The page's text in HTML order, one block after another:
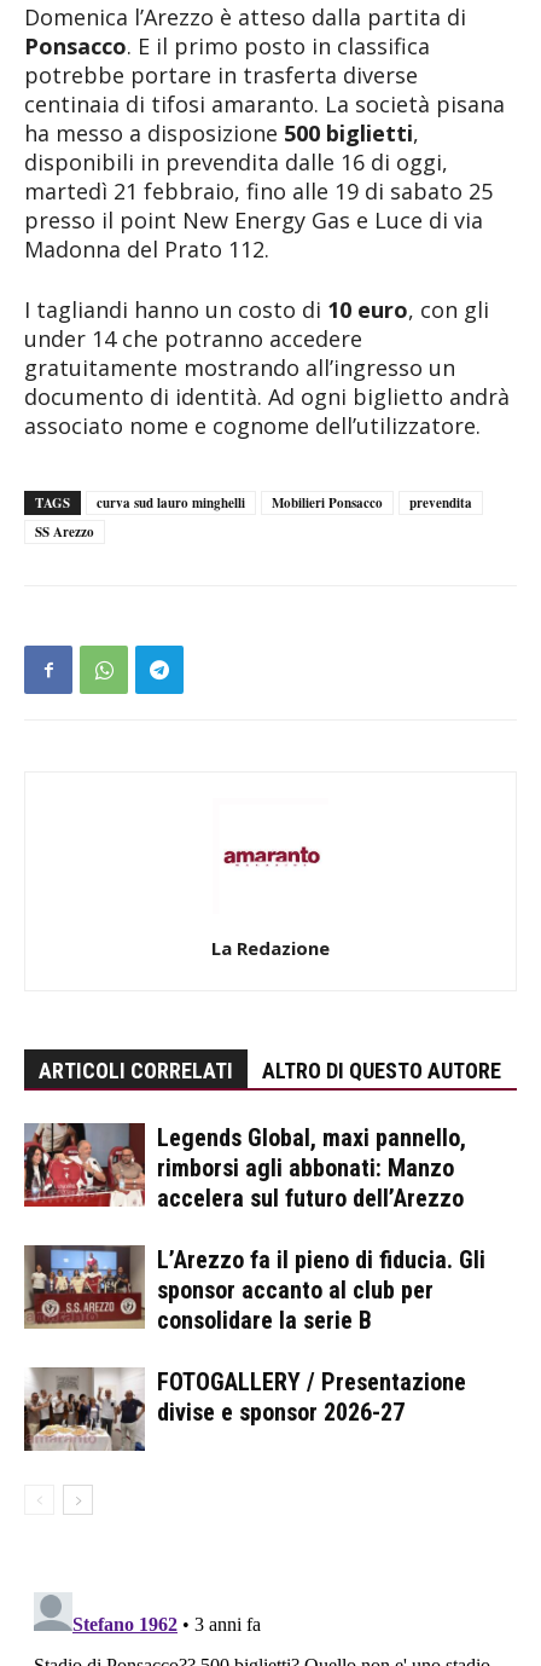
Domenica l’Arezzo è atteso dalla partita di
Ponsacco. E il primo posto in classifica
potrebbe portare in trasferta diverse
centinaia di tifosi amaranto. La società pisana
ha messo a disposizione 500 biglietti,
disponibili in prevendita dalle 16 di oggi,
martedì 21 febbraio, fino alle 19 di sabato 25
presso il point New Energy Gas e Luce di via
Madonna del Prato 112.
I tagliandi hanno un costo di 10 euro, con gli
under 14 che potranno accedere
gratuitamente mostrando all’ingresso un
documento di identità. Ad ogni biglietto andrà
associato nome e cognome dell’utilizzatore.
TAGS curva sud lauro minghelli Mobilieri Ponsacco
prevendita
SS Arezzo
La Redazione
ARTICOLI CORRELATI ALTRO DI QUESTO AUTORE
Legends Global, maxi pannello,
rimborsi agli abbonati: Manzo
accelera sul futuro dell’Arezzo
L’Arezzo fa il pieno di fiducia. Gli
sponsor accanto al club per
consolidare la serie B
FOTOGALLERY / Presentazione
divise e sponsor 2026-27